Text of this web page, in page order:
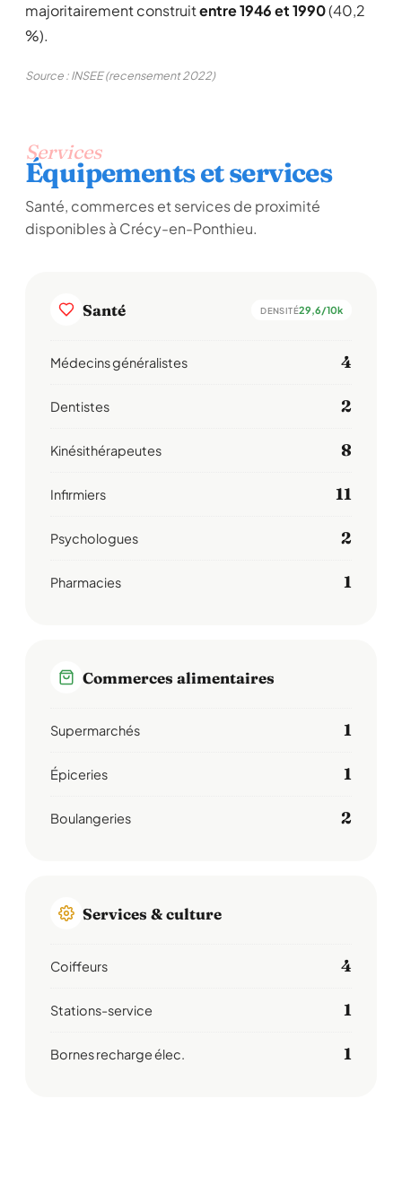
majoritairement construitentre 1946 et 1990(40,2
%).
Source : INSEE (recensement 2022)
Services
Équipements et services
Santé, commerces et services de proximité
disponibles à Crécy-en-Ponthieu.
Santé DENSITÉ29,6/10k
Médecins généralistes 4
Dentistes 2
Kinésithérapeutes 8
Infirmiers 11
Psychologues 2
Pharmacies 1
Commerces alimentaires
Supermarchés 1
Épiceries 1
Boulangeries 2
Services & culture
Coiffeurs 4
Stations-service 1
Bornes recharge élec. 1